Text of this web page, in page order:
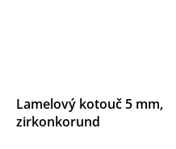
Lamelový kotouč 5 mm,
zirkonkorund